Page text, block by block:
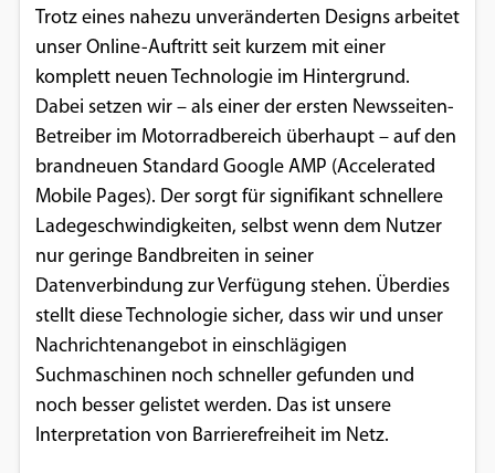
Trotz eines nahezu unveränderten Designs arbeitet
unser Online-Auftritt seit kurzem mit einer
komplett neuen Technologie im Hintergrund.
Dabei setzen wir – als einer der ersten Newsseiten-
Betreiber im Motorradbereich überhaupt – auf den
brandneuen Standard Google AMP (Accelerated
Mobile Pages). Der sorgt für signifikant schnellere
Ladegeschwindigkeiten, selbst wenn dem Nutzer
nur geringe Bandbreiten in seiner
Datenverbindung zur Verfügung stehen. Überdies
stellt diese Technologie sicher, dass wir und unser
Nachrichtenangebot in einschlägigen
Suchmaschinen noch schneller gefunden und
noch besser gelistet werden. Das ist unsere
Interpretation von Barrierefreiheit im Netz.
Name:
cookie_consent
Dieser Cookie speichert die ausgewählten
Einverständnis-Optionen des Benutzers
Cookie Laufzeit:
1 Jahr
EXTERNE MEDIEN
Um Inhalte von Videoplattformen und